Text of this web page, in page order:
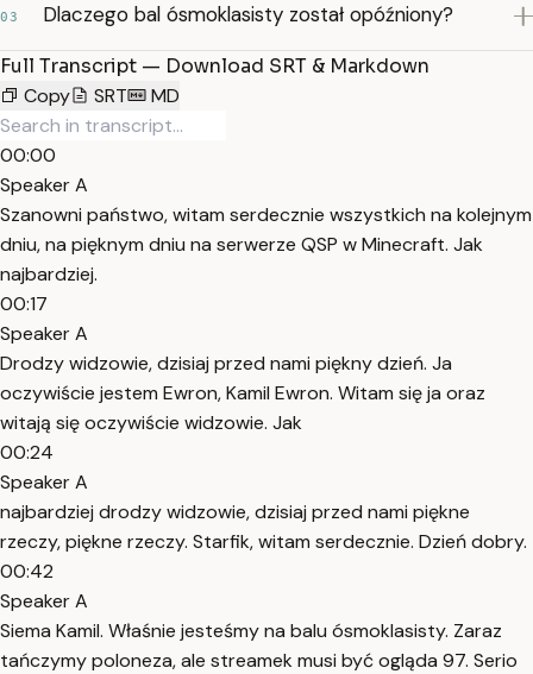
03 Dlaczego bal ósmoklasisty został opóźniony?
Full Transcript — Download SRT & Markdown
Copy
SRT MD
00:00
Speaker A
Szanowni państwo, witam serdecznie wszystkich na kolejnym
dniu, na pięknym dniu na serwerze QSP w Minecraft. Jak
najbardziej.
00:17
Speaker A
Drodzy widzowie, dzisiaj przed nami piękny dzień. Ja
oczywiście jestem Ewron, Kamil Ewron. Witam się ja oraz
witają się oczywiście widzowie. Jak
00:24
Speaker A
najbardziej drodzy widzowie, dzisiaj przed nami piękne
rzeczy, piękne rzeczy. Starfik, witam serdecznie. Dzień dobry.
00:42
Speaker A
Siema Kamil. Właśnie jesteśmy na balu ósmoklasisty. Zaraz
tańczymy poloneza, ale streamek musi być ogląda 97. Serio